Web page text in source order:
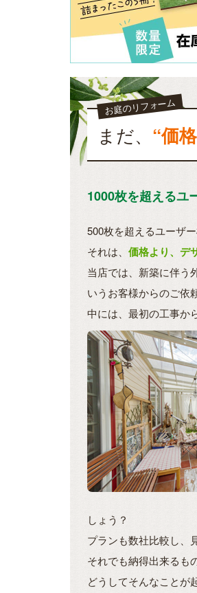
お庭のリフォーム
まだ、 “価
1000枚を超えるユ
500枚を超えるユーザ
それは、 価格より、デ
当店では、新築に伴う
いうお客様からのご依
中には、最初の工事か
しょう？
プランも数社比較し、
それでも納得出来るも
どうしてそんなことが